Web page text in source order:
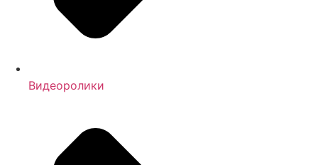
Видеоролики